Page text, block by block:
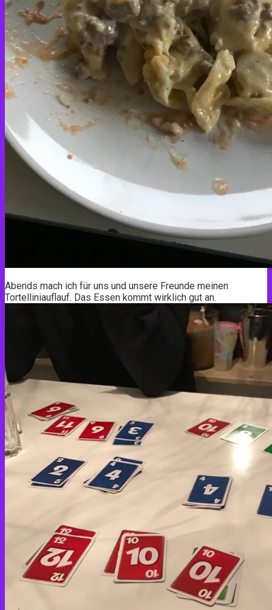
Abends mach ich für uns und unsere Freunde meinen
Tortelliniauflauf. Das Essen kommt wirklich gut an.